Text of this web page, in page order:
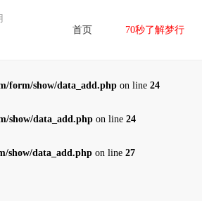
首页 70秒了解梦行
form/show/data_add.phpon line 24
show/data_add.phpon line 24
show/data_add.phpon line 27